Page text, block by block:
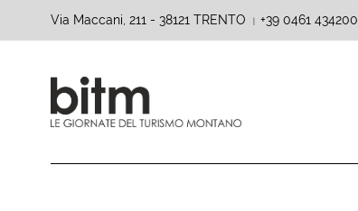
Via Maccani, 211 - 38121 TRENTO +39 0461 434200